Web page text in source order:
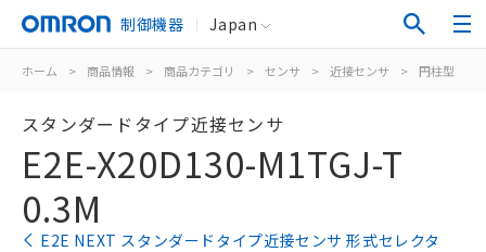
制御機器 Japan
ホーム > 商品情報 > 商品カテゴリ > センサ > 近接センサ > 円柱型
スタンダードタイプ近接センサ
E2E-X20D130-M1TGJ-T
0.3M
E2E NEXT スタンダードタイプ近接センサ 形式セレクタ